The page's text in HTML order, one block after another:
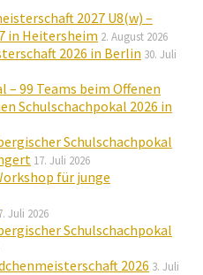
2027 U8(w) –
in Heitersheim 2. August 2026
2026 in Berlin 30. Juli
99 Teams beim Offenen
Schulschachpokal 2026 in
Schulschachpokal
17. Juli 2026
für junge
Juli 2026
Schulschachpokal
2026 3. Juli